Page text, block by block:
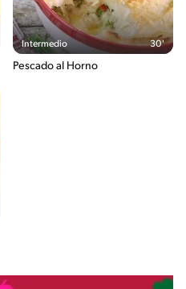
Intermedio 30'
Pescado al Horno